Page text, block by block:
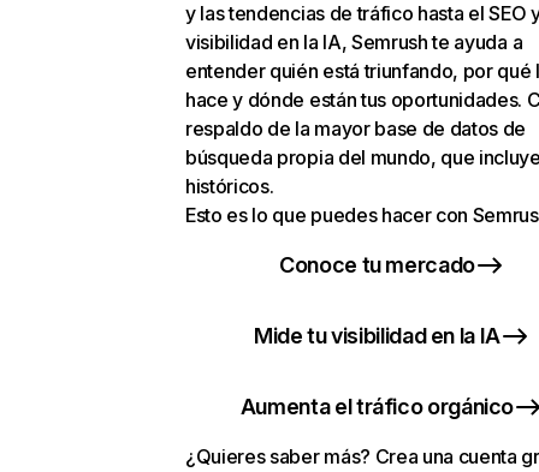
y las tendencias de tráfico hasta el SEO
visibilidad en la IA, Semrush te ayuda a
entender quién está triunfando, por qué
hace y dónde están tus oportunidades.
respaldo de la mayor base de datos de
búsqueda propia del mundo, que
históricos.
Esto es lo que puedes hacer con
Conoce tu mercado
Mide tu visibilidad en la IA
Aumenta el tráfico orgánico
¿Quieres saber más? Crea una cuenta